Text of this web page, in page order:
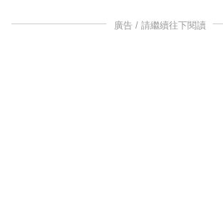
廣告 / 請繼續往下閱讀